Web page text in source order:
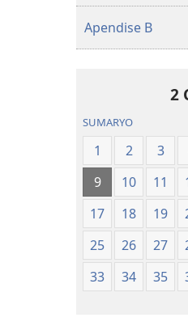
Apendise B
2
SUMARYO
1 2 3
9
10 11
17
18 19
25
26 27
33
34 35